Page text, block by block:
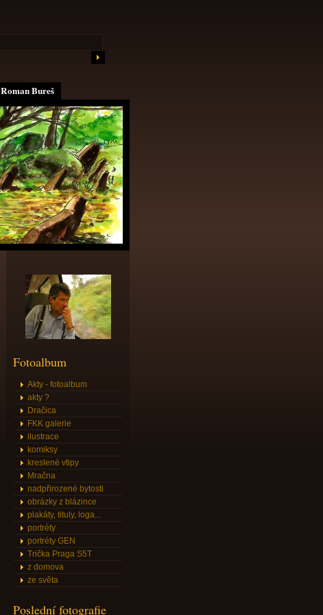
Roman Bureš
Fotoalbum
Akty - fotoalbum
akty ?
Dračica
FKK galerie
ilustrace
komiksy
kreslené vtipy
Mračna
nadpřirozené bytosti
obrázky z blázince
plakáty, tituly, loga...
portréty
portréty GEN
Trička Praga S5T
z domova
ze světa
Poslední fotografie